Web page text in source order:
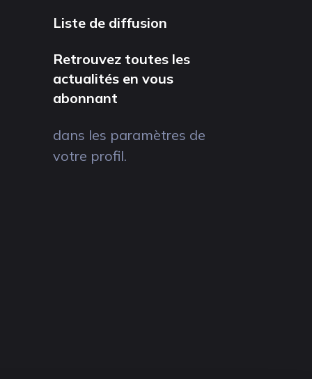
Liste de diffusion
Retrouvez toutes les
actualités en vous
abonnant
dans les paramètres de
votre profil.